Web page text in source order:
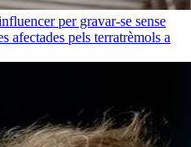
per gravar-se sense
afectades pels terratrèmols a